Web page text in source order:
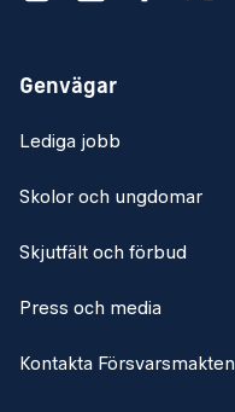
Genvägar
Lediga jobb
Skolor och ungdomar
Skjutfält och förbud
Press och media
Kontakta Försvarsmakten